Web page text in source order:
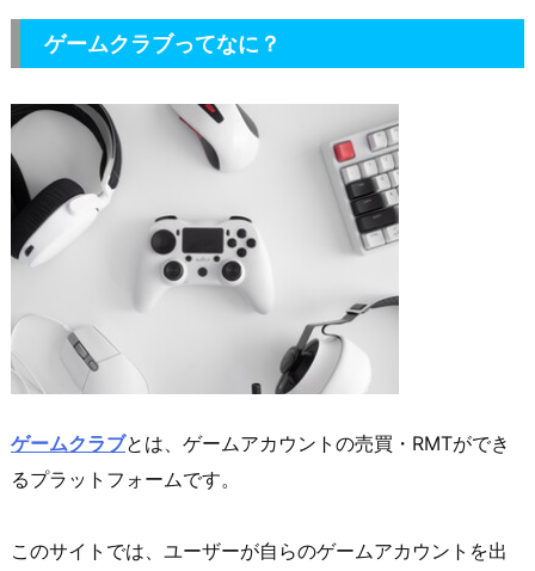
ゲームクラブってなに？
ゲームクラブとは、ゲームアカウントの売買・RMTができ
るプラットフォームです。
このサイトでは、ユーザーが自らのゲームアカウントを出